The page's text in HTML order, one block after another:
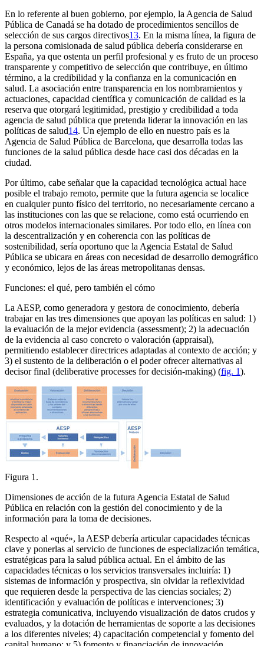
En lo referente al buen gobierno, por ejemplo, la Agencia de Salud
Pública de Canadá se ha dotado de procedimientos sencillos de
selección de sus cargos directivos13. En la misma línea, la figura de
la persona comisionada de salud pública debería considerarse en
España, ya que ostenta un perfil profesional y es fruto de un proceso
transparente y competitivo de selección que contribuye, en último
término, a la credibilidad y la confianza en la comunicación en
salud. La asociación entre transparencia en los nombramientos y
actuaciones, capacidad científica y comunicación de calidad es la
reserva que otorgará legitimidad, prestigio y credibilidad a toda
agencia de salud pública que pretenda liderar la innovación en las
políticas de salud14. Un ejemplo de ello en nuestro país es la
Agencia de Salud Pública de Barcelona, que desarrolla todas las
funciones de la salud pública desde hace casi dos décadas en la
ciudad.
Por último, cabe señalar que la capacidad tecnológica actual hace
posible el trabajo remoto, permite que la futura agencia se localice
en cualquier punto físico del territorio, no necesariamente cercano a
las instituciones con las que se relacione, como está ocurriendo en
otros modelos internacionales similares. Por todo ello, en línea con
la descentralización y en coherencia con las políticas de
sostenibilidad, sería oportuno que la Agencia Estatal de Salud
Pública se ubicara en áreas con necesidad de desarrollo demográfico
y económico, lejos de las áreas metropolitanas densas.
Funciones: el qué, pero también el cómo
La AESP, como generadora y gestora de conocimiento, debería
trabajar en las tres dimensiones que apoyan las políticas en salud: 1)
la evaluación de la mejor evidencia (assessment); 2) la adecuación
de la evidencia al caso concreto o valoración (appraisal),
permitiendo establecer directrices adaptadas al contexto de acción; y
3) el sustento de la deliberación o el poder ofrecer alternativas al
decisor final (deliberative processes for decisión-making) (fig. 1).
Figura 1.
Dimensiones de acción de la futura Agencia Estatal de Salud
Pública en relación con la gestión del conocimiento y de la
información para la toma de decisiones.
Respecto al «qué», la AESP debería articular capacidades técnicas
clave y ponerlas al servicio de funciones de especialización temática,
estratégicas para la salud pública actual. En el ámbito de las
capacidades técnicas o los servicios transversales incluiría: 1)
sistemas de información y prospectiva, sin olvidar la reflexividad
que requieren desde la perspectiva de las ciencias sociales; 2)
identificación y evaluación de políticas e intervenciones; 3)
estrategia comunicativa, incluyendo visualización de datos crudos y
evaluados, y la dotación de herramientas de soporte a las decisiones
a los diferentes niveles; 4) capacitación competencial y fomento del